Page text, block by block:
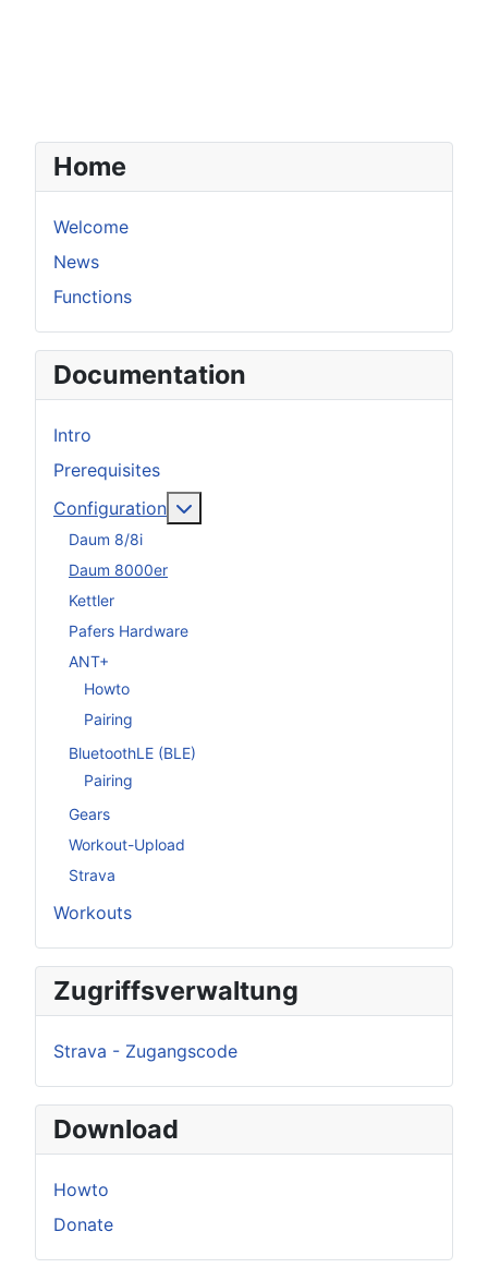
Home
Welcome
News
Functions
Documentation
Intro
Prerequisites
Configuration
Daum 8/8i
Daum 8000er
Kettler
Pafers Hardware
ANT+
Howto
Pairing
BluetoothLE (BLE)
Pairing
Gears
Workout-Upload
Strava
Workouts
Zugriffsverwaltung
Strava - Zugangscode
Download
Howto
Donate